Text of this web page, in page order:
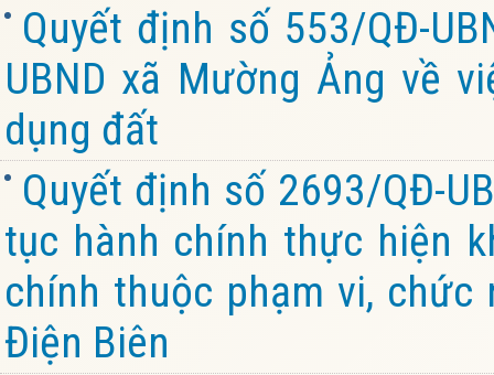
Quyết định số 553/QĐ-
UBND xã Mường Ảng về
dụng đất
Quyết định số 2693/QĐ-
tục hành chính thực hiện
chính thuộc phạm vi,
Điện Biên